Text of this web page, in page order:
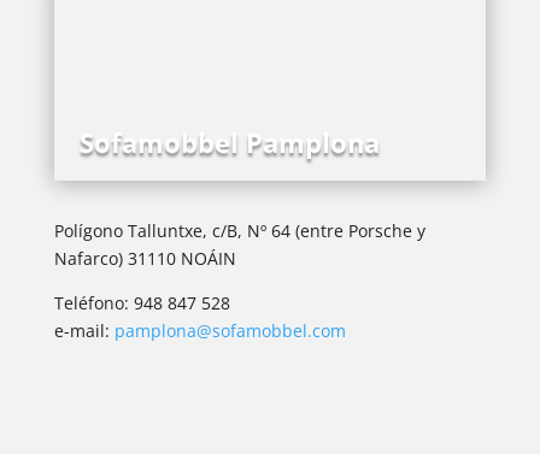
Sofamobbel Pamplona
Polígono Talluntxe, c/B, Nº 64 (entre Porsche y
Nafarco) 31110 NOÁIN
Teléfono: 948 847 528
e-mail: pamplona@sofamobbel.com